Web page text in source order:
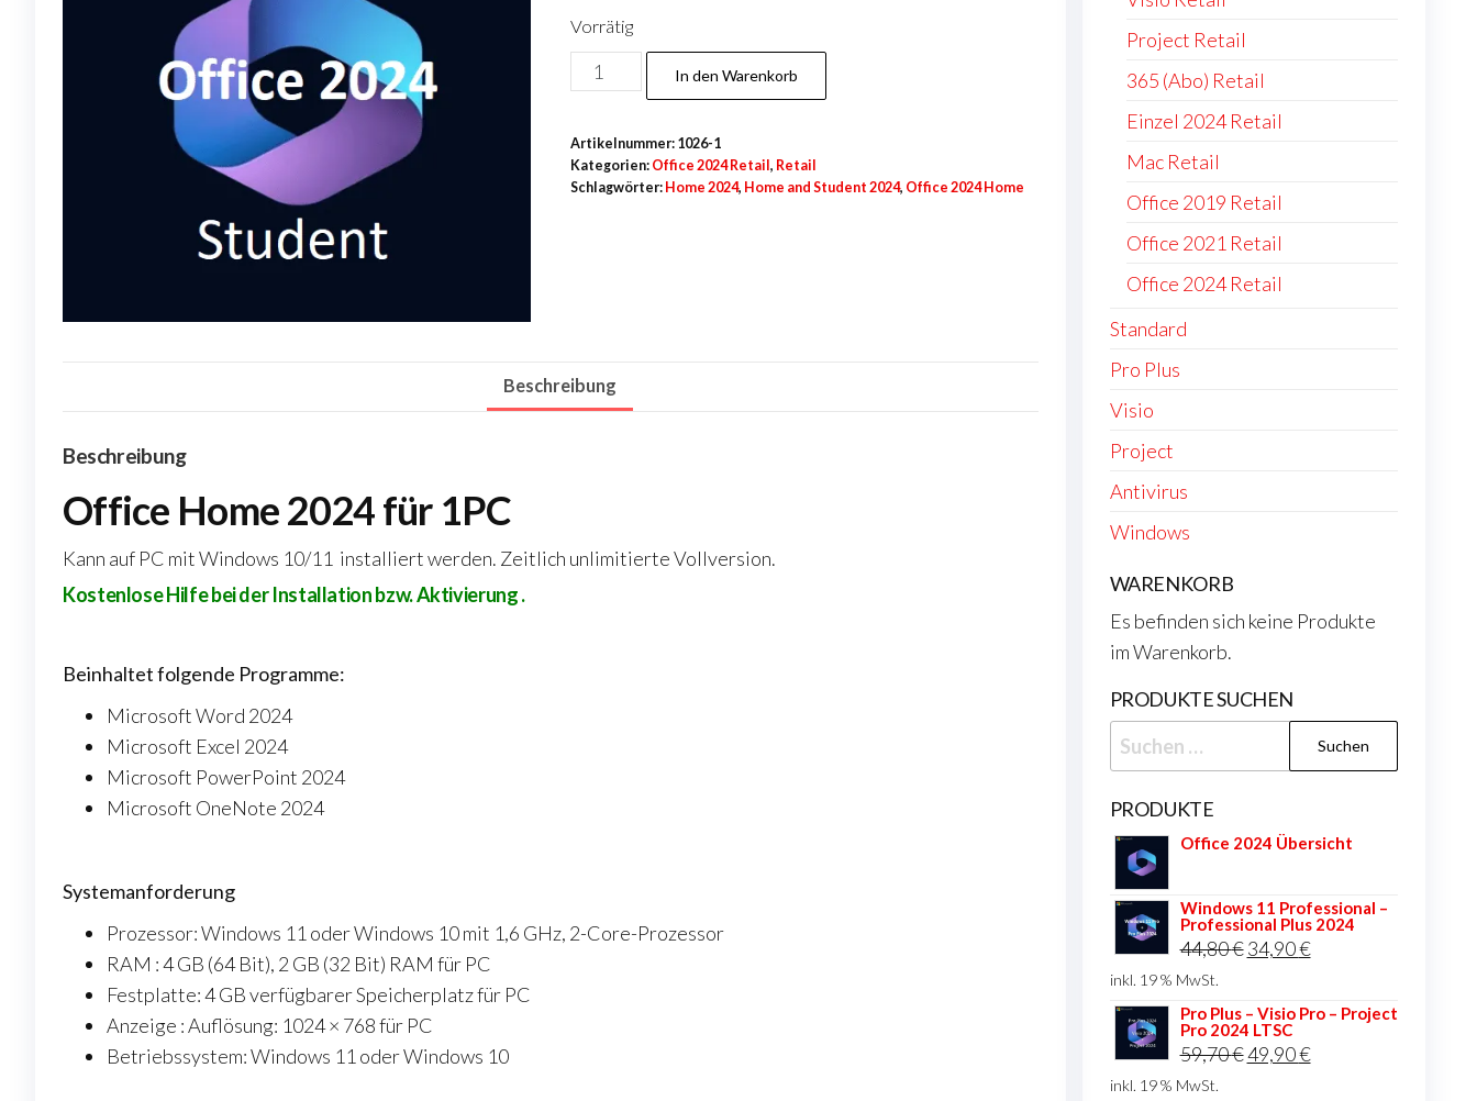
Vorrätig
Office
2024
Gebraucht
Menge
In den Warenkorb
Artikelnummer: 1026-1
Kategorien: Office 2024 Retail , Retail
Schlagwörter: Home 2024, Home and Student 2024, Office 2024 Home
Beschreibung
Beschreibung
Office Home 2024 für 1PC
Kann auf PC mit Windows 10/11 installiert werden. Zeitlich unlimitierte Vollversion.
Kostenlose Hilfe bei der Installation bzw. Aktivierung .
Beinhaltet folgende Programme:
Microsoft Word 2024
Microsoft Excel 2024
Microsoft PowerPoint 2024
Microsoft OneNote 2024
Systemanforderung
Prozessor: Windows 11 oder Windows 10 mit 1,6 GHz, 2-Core-Prozessor
RAM : 4 GB (64 Bit), 2 GB (32 Bit) RAM für PC
Festplatte: 4 GB verfügbarer Speicherplatz für PC
Anzeige : Auflösung: 1024 × 768 für PC
Betriebssystem: Windows 11 oder Windows 10
Project Retail
365 (Abo) Retail
Einzel 2024 Retail
Mac Retail
Office 2019 Retail
Office 2021 Retail
Office 2024 Retail
Standard
Pro Plus
Visio
Project
Antivirus
Windows
WARENKORB
Es befinden sich keine Produkte
im Warenkorb.
PRODUKTE SUCHEN
Suchen
nach:
PRODUKTE
Office 2024 Übersicht
Windows 11 Professional –
Professional Plus 2024
44,80€ Ursprünglicher
war:
44,80 €
34,90€Aktueller
ist:
inkl. 19 % MwSt.
Pro Plus – Visio Pro – Project
Pro 2024 LTSC
59,70€Ursprünglicher
49,90€Aktueller
inkl. 19 % MwSt.